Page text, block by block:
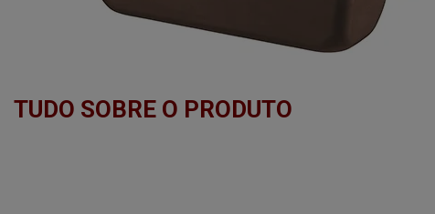
TUDO SOBRE O PRODUTO